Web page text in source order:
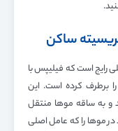
ساکن
است که فیلیپس با
برطرف کرده است. این
و به ساقه موها منتقل
موها را که عامل اصلی